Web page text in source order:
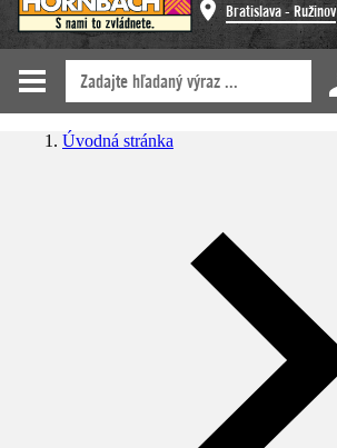
Bratislava - Ružinov
Úvodná stránka